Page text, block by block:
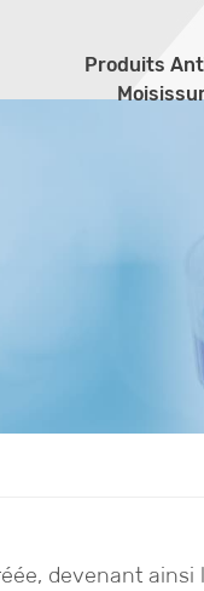
Produits
devenant